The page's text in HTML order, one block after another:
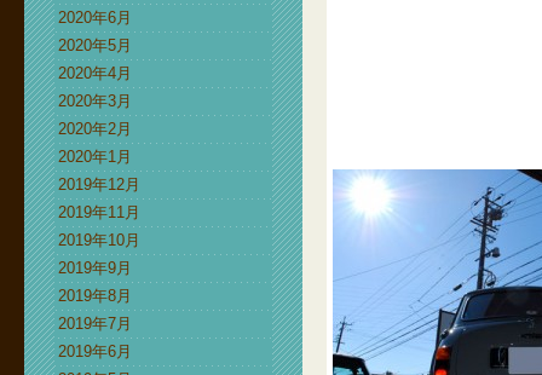
2020年6月
2020年5月
2020年4月
2020年3月
2020年2月
2020年1月
2019年12月
2019年11月
2019年10月
2019年9月
2019年8月
2019年7月
2019年6月